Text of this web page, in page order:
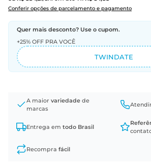
Conferir opções de parcelamento e pagamento
Quer mais desconto? Use o cupom.
+25% OFF PRA VOCÊ
TWINDATE
A maior variedade de
marcas
Entrega em todo Brasil
Recompra fácil